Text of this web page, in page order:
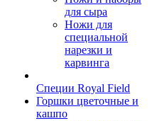
для сыра
Ножи для
специальной
нарезки и
карвинга
Специи Royal Field
Горшки цветочные и
кашпо